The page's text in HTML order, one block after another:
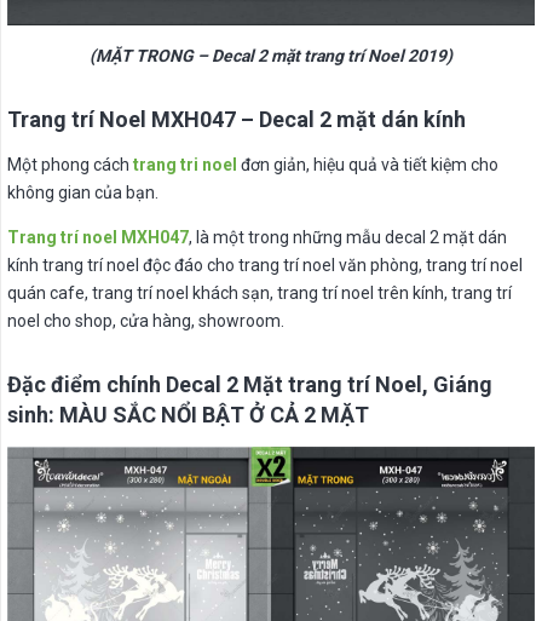
(MẶT TRONG – Decal 2 mặt trang trí Noel 2019)
Trang trí Noel MXH047 – Decal 2 mặt dán kính
Một phong cách trang tri noel đơn giản, hiệu quả và tiết kiệm cho
không gian của bạn.
Trang trí noel MXH047, là một trong những mẫu decal 2 mặt dán
kính trang trí noel độc đáo cho trang trí noel văn phòng, trang trí noel
quán cafe, trang trí noel khách sạn, trang trí noel trên kính, trang trí
noel cho shop, cửa hàng, showroom.
Đặc điểm chính Decal 2 Mặt trang trí Noel, Giáng
sinh: MÀU SẮC NỔI BẬT Ở CẢ 2 MẶT